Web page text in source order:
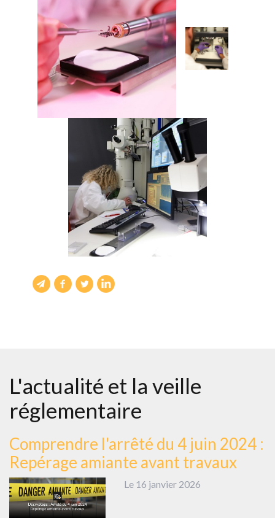
L'actualité et la veille
réglementaire
Comprendre l'arrêté du 4 juin 2024 :
Repérage amiante avant travaux
Le 16 janvier 2026